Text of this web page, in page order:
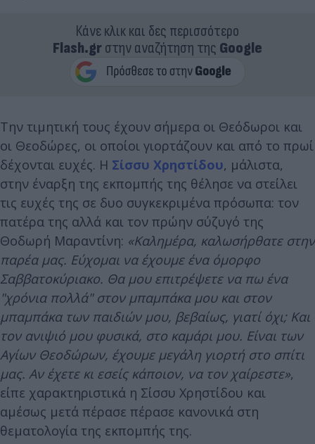
Κάνε κλικ και δες περισσότερο
Flash.grστην αναζήτηση της Google
Την τιμητική τους έχουν σήμερα οι Θεόδωροι και
οι Θεοδώρες, οι οποίοι γιορτάζουν και από το πρωί
δέχονται ευχές. Η Σίσσυ Χρηστίδου, μάλιστα,
στην έναρξη της εκπομπής της θέλησε να στείλει
τις ευχές της σε δυο συγκεκριμένα πρόσωπα: τον
πατέρα της αλλά και τον πρώην σύζυγό της
Θοδωρή Μαραντίνη: «Καλημέρα, καλωσήρθατε στην
παρέα μας. Εύχομαι να έχουμε ένα όμορφο
Σαββατοκύριακο. Θα μου επιτρέψετε να πω ένα
"χρόνια πολλά" στον μπαμπάκα μου και στον
μπαμπάκα των παιδιών μου, βεβαίως, γιατί όχι; Και
τον ανιψιό μου φυσικά, στο καμάρι μου. Είναι των
Αγίων Θεοδώρων, έχουμε μεγάλη γιορτή στο σπίτι
μας. Αν έχετε κι εσείς κάποιον, να τον χαίρεστε»,
είπε χαρακτηριστικά η Σίσσυ Χρηστίδου και
αμέσως μετά πέρασε πέρασε κανονικά στη
θεματολογία της εκπομπής της.